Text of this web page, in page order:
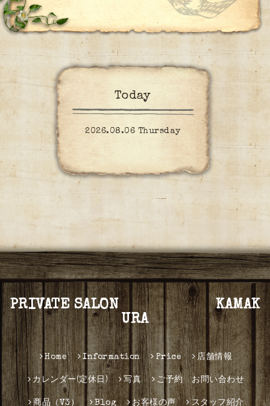
Today
2026.08.06 Thursday
PRIVATE SALON KAMAK
URA
Home Information Price 店舗情報
カレンダー(定休日) 写真 ご予約 お問い合わせ
商品（V3） Blog お客様の声 スタッフ紹介